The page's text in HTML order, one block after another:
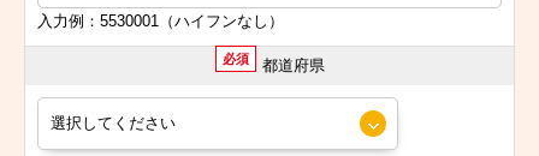
入力例：5530001（ハイフンなし）
必須 都道府県